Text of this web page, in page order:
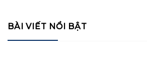
BÀI VIẾT NỔI BẬT